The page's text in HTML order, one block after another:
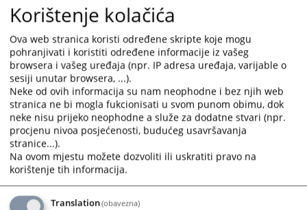
Press
the
question
mark
key
to
get
the
keyboard
shortcuts
for
changing
dates.
Press
the
question
mark
key
to
get
the
keyboard
shortcuts
for
changing
dates.
19.11.2025.
30.01.2025.
Plan javnih nabavki za 2025.godinu
15.02.2021.
Plan javnih nabavki 2021. godina
24.06.2020.
Plan javnih nabavki za 2020. godinu
22.02.2019.
Korištenje kolačića
Ova web stranica koristi određene skripte koje mogu
pohranjivati i koristiti određene informacije iz vašeg
browsera i vašeg uređaja (npr. IP adresa uređaja, varijable o
sesiji unutar browsera, ...).
Neke od ovih informacija su nam neophodne i bez njih web
stranica ne bi mogla fukcionisati u svom punom obimu, dok
neke nisu prijeko neophodne a služe za dodatne stvari (npr.
procjenu nivoa posjećenosti, budućeg usavršavanja
stranice...).
Na ovom mjestu možete dozvoliti ili uskratiti pravo na
korištenje tih informacija.
Translation(obavezna)